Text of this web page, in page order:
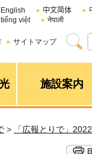
English 中文简体
tiếng việt
नेपाली
サイトマップ
施設案内
> 「広報とりで」